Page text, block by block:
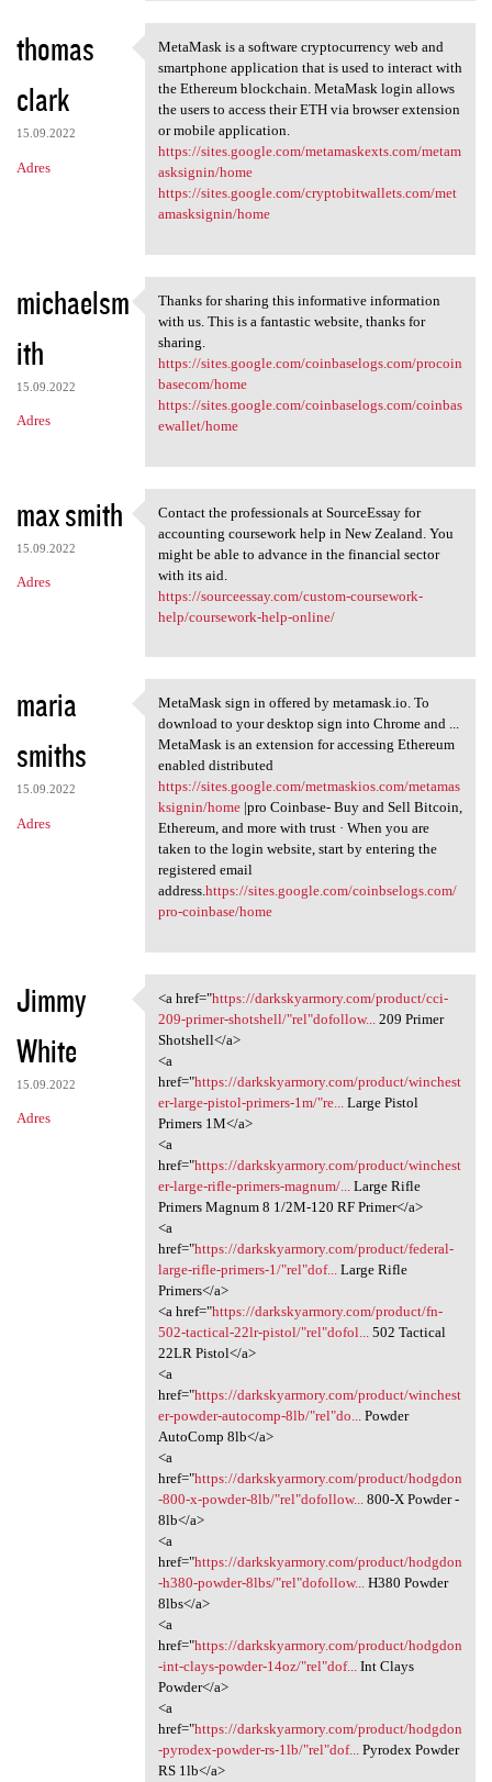
z
thomas
clark
15.09.2022
Adres
MetaMask is a software
MetaMask is a software cryptocurrency web and
smartphone application that is used to interact with
the Ethereum blockchain. MetaMask login allows
the users to access their ETH via browser extension
or mobile application.
https://sites.google.com/metamaskexts.com/metam
asksignin/home
https://sites.google.com/cryptobitwallets.com/met
amasksignin/home
michaelsm
ith
15.09.2022
Adres
Thanks for sharing this
Thanks for sharing this informative information
with us. This is a fantastic website, thanks for
sharing.
https://sites.google.com/coinbaselogs.com/procoin
basecom/home
https://sites.google.com/coinbaselogs.com/coinbas
ewallet/home
max smith
15.09.2022
Adres
Contact the professionals at
Contact the professionals at SourceEssay for
accounting coursework help in New Zealand. You
might be able to advance in the financial sector
with its aid.
https://sourceessay.com/custom-coursework-
help/coursework-help-online/
maria
smiths
15.09.2022
Adres
MetaMask sign in offered by
MetaMask sign in offered by metamask.io. To
download to your desktop sign into Chrome and ...
MetaMask is an extension for accessing Ethereum
enabled distributed
https://sites.google.com/metmaskios.com/metamas
ksignin/home|pro Coinbase- Buy and Sell Bitcoin,
Ethereum, and more with trust · When you are
taken to the login website, start by entering the
registered email
address.https://sites.google.com/coinbselogs.com/
pro-coinbase/home
Jimmy
White
15.09.2022
Adres
<a href="https:/
<a href="https://darkskyarmory.com/product/cci-
209-primer-shotshell/"rel"dofollow...
209 Primer
Shotshell</a>
<a
href="https://darkskyarmory.com/product/winchest
er-large-pistol-primers-1m/"re...
Large Pistol
Primers 1M</a>
<a
href="https://darkskyarmory.com/product/winchest
er-large-rifle-primers-magnum/...
Large Rifle
Primers Magnum 8 1/2M-120 RF Primer</a>
<a
href="https://darkskyarmory.com/product/federal-
large-rifle-primers-1/"rel"dof...
Large Rifle
Primers</a>
<a href="https://darkskyarmory.com/product/fn-
502-tactical-22lr-pistol/"rel"dofol...
502 Tactical
22LR Pistol</a>
<a
href="https://darkskyarmory.com/product/winchest
er-powder-autocomp-8lb/"rel"do...
Powder
AutoComp 8lb</a>
<a
href="https://darkskyarmory.com/product/hodgdon
-800-x-powder-8lb/"rel"dofollow...
800-X Powder -
8lb</a>
<a
href="https://darkskyarmory.com/product/hodgdon
-h380-powder-8lbs/"rel"dofollow...
H380 Powder
8lbs</a>
<a
href="https://darkskyarmory.com/product/hodgdon
-int-clays-powder-14oz/"rel"dof...
Int Clays
Powder</a>
<a
href="https://darkskyarmory.com/product/hodgdon
-pyrodex-powder-rs-1lb/"rel"dof...
Pyrodex Powder
RS 1lb</a>